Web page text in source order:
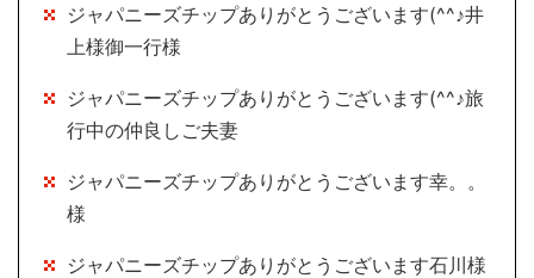
ジャパニーズチップありがとうございます(^^♪井
上様御一行様
ジャパニーズチップありがとうございます(^^♪旅
行中の仲良しご夫妻
ジャパニーズチップありがとうございます幸。。
様
ジャパニーズチップありがとうございます石川様